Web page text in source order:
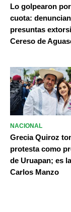
Lo golpearon
cuota: denuncian
presuntas
Cereso de
NACIONAL
Grecia Quiroz
protesta como
de Uruapan; es
Carlos Manzo